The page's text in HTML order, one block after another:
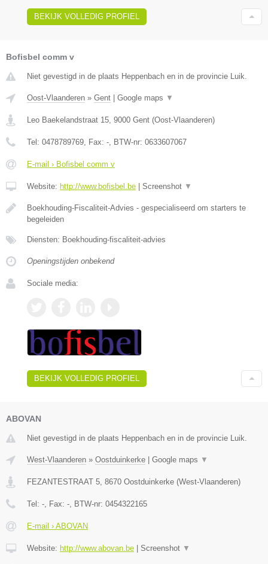
BEKIJK VOLLEDIG PROFIEL
Bofisbel comm v
Niet gevestigd in de plaats Heppenbach en in de provincie Luik.
Oost-Vlaanderen » Gent Google maps ▼
Leo Baekelandstraat 15, 9000 Gent (Oost-Vlaanderen)
Tel: 0478789769, Fax: -, BTW-nr: 0633607067
E-mail › Bofisbel comm v
Website: http://www.bofisbel.be Screenshot ▼
Boekhouding-Fiscaliteit-Advies - gespecialiseerd om starters te
begeleiden
Diensten: Boekhouding-fiscaliteit-advies
Openingstijden onbekend
Sociale media:
BEKIJK VOLLEDIG PROFIEL
ABOVAN
Niet gevestigd in de plaats Heppenbach en in de provincie Luik.
West-Vlaanderen » Oostduinkerke Google maps ▼
FEZANTESTRAAT 5 8670 Oostduinkerke (West-Vlaanderen)
Tel: - , Fax: - , BTW-nr: 0454322165
E-mail › ABOVAN
Website: http://www.abovan.be Screenshot ▼